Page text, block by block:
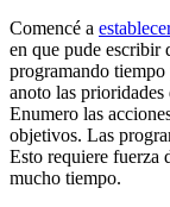
Comencé a
en que pude escribir
programando tiempo
anoto las prioridades
Enumero las
objetivos. Las
Esto requiere fuerza
mucho tiempo.